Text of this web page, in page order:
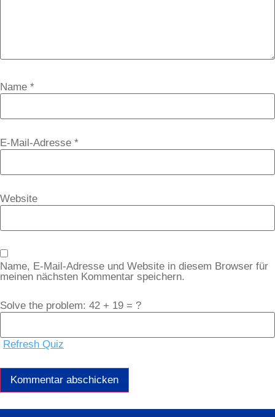
Name *
E-Mail-Adresse *
Website
Name, E-Mail-Adresse und Website in diesem Browser für
meinen nächsten Kommentar speichern.
Solve the problem: 42 + 19 = ?
Refresh Quiz